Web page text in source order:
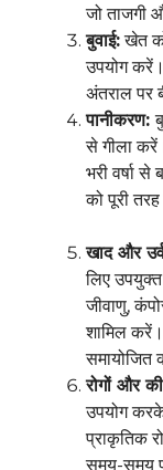
जो ताजगी
बुवाई:खेत
उपयोग
अंतराल पर
पानीकरण:
से गीला
भरी वर्षा
को पूरी
खाद और
लिए
जीवाणु,
शामिल
समायोजित
रोगों और
उपयोग
प्राकृतिक
समय-समय